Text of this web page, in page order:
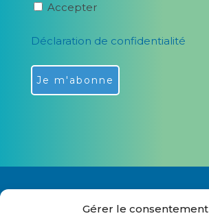
Gérer le consentement
Accepter
Déclaration de confidentialité